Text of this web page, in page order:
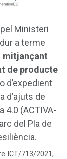
Ministeri
a terme
mitjançant
de producte
d’expedient
d’ajuts de
4.0 (ACTIVA-
del Pla de
ICT/713/2021,